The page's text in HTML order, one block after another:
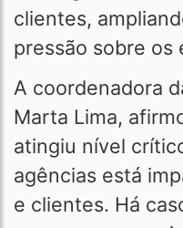
clientes,
pressão sobre os
A coordenadora
Marta Lima,
atingiu nível
agências está
e clientes. Há